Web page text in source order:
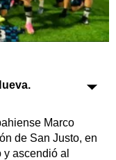
Marco
de San Justo, en
ascendió al